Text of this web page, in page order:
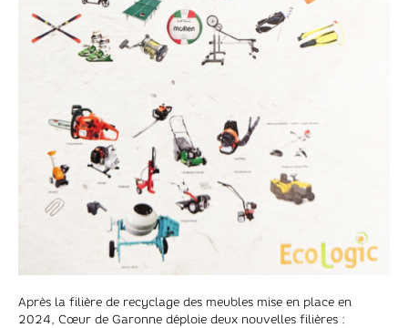
Après la filière de recyclage des meubles mise en place en
2024, Cœur de Garonne déploie deux nouvelles filières :